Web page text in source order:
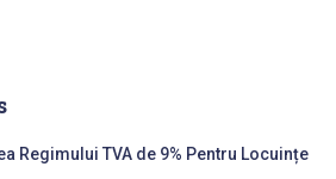
Regimului TVA de 9% Pentru Locuințe